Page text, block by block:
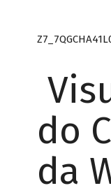
do
da